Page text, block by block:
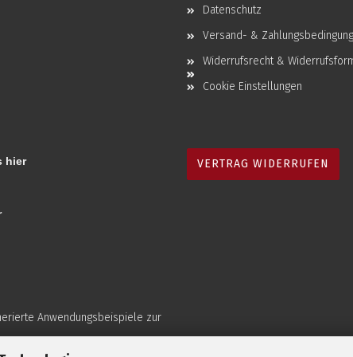
Datenschutz
Versand- &
Widerrufsrecht &
Cookie Einstellungen
hier
Anwendungsbeispiele zur
VERTRAG WIDERRUFEN